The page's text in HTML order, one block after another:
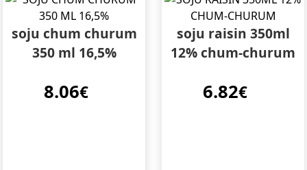
soju chum churum
350 ml 16,5%
8.06€
soju raisin 350ml
12% chum-churum
6.82€